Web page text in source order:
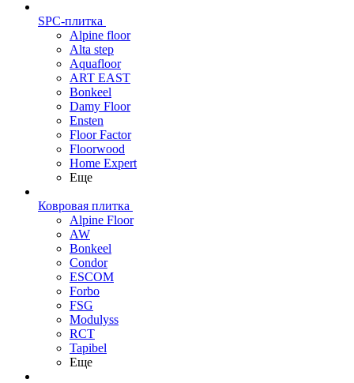
SPC-плитка
Alpine floor
Alta step
Aquafloor
ART EAST
Bonkeel
Damy Floor
Ensten
Floor Factor
Floorwood
Home Expert
Еще
Ковровая плитка
Alpine Floor
AW
Bonkeel
Condor
ESCOM
Forbo
FSG
Modulyss
RCT
Tapibel
Еще